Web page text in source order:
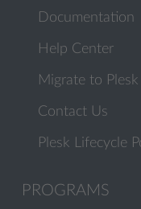
Documentation
Help Center
Migrate to Plesk
Contact Us
Plesk Lifecycle
PROGRAMS